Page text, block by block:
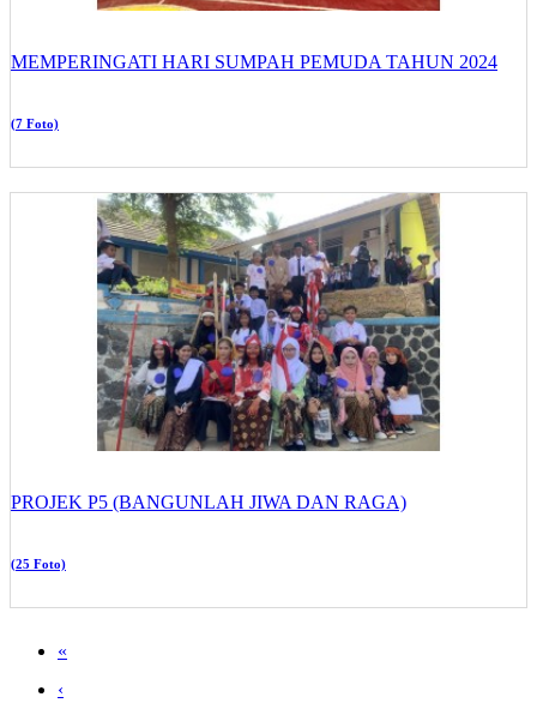
MEMPERINGATI HARI SUMPAH PEMUDA TAHUN 2024
(7 Foto)
PROJEK P5 (BANGUNLAH JIWA DAN RAGA)
(25 Foto)
«
‹